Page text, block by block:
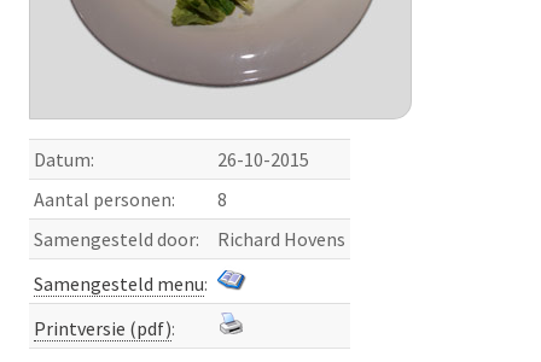
Datum:
26-10-2015
Aantal personen:
8
Samengesteld door:
Richard Hovens
Samengesteld menu:
Printversie (pdf):